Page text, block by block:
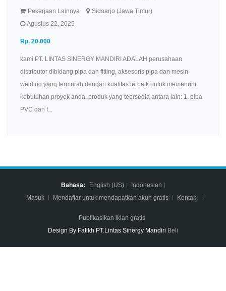
Pekerjaan Lainnya
Sidoarjo (Jawa Timur)
Agustus 22, 2025
Rp. 20.000
kami PT. LINTAS SINERGY MANDIRI ADALAH perusahaan
distributor dibidang pipa dan fitting, aksesoris pipa dan mesin
welding yang termurah dengan kualitas terbaik untuk memenuhi
kebutuhan proyek anda. produk yang teersedia antara lain: 1. pipa
PVC dan f...
Bahasa: English (US)
Indonesian
Masuk
Mendaftar untuk mendapatkan akun gratis Kontak:
Publikasikan iklan gratis
Design By Fatikh PT.Lintas Sinergy Mandiri Beli